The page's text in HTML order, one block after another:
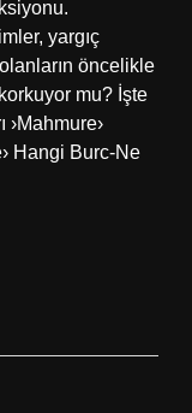
yargıç
öncelikle
mu? İşte
›Mahmure›
Hangi Burc-Ne